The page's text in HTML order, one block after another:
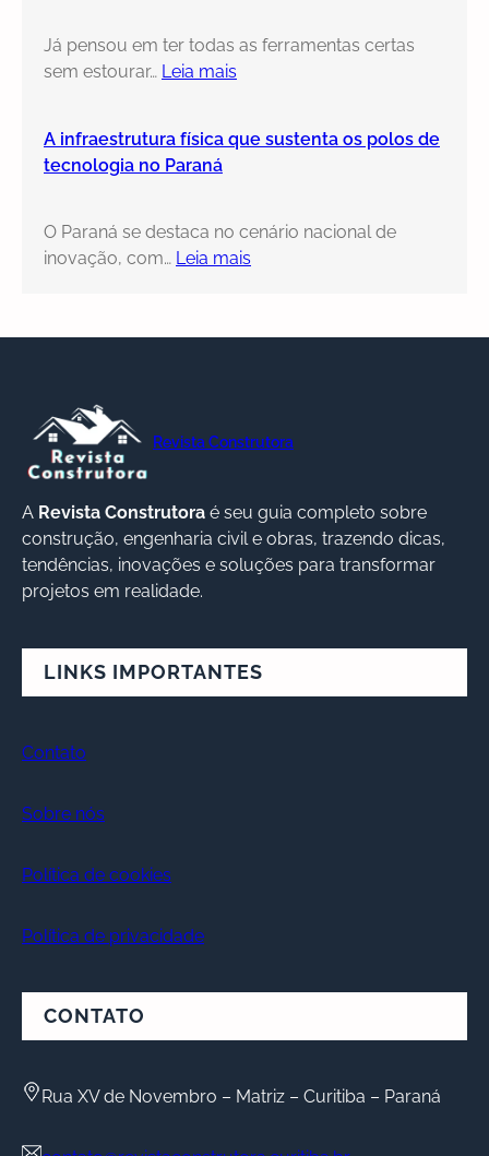
Já pensou em ter todas as ferramentas certas
sem estourar… Leia mais
A infraestrutura física que sustenta os polos de
tecnologia no Paraná
O Paraná se destaca no cenário nacional de
inovação, com… Leia mais
Revista Construtora
A Revista Construtora é seu guia completo sobre
construção, engenharia civil e obras, trazendo dicas,
tendências, inovações e soluções para transformar
projetos em realidade.
LINKS IMPORTANTES
Contato
Sobre nós
Política de cookies
Política de privacidade
CONTATO
Rua XV de Novembro – Matriz – Curitiba – Paraná